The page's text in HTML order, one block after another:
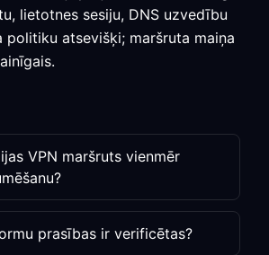
lietotnes sesiju, DNS uzvedību
politiku atsevišķi; maršruta maiņa
VPN maršruts vienmēr
prasības ir verificētas?